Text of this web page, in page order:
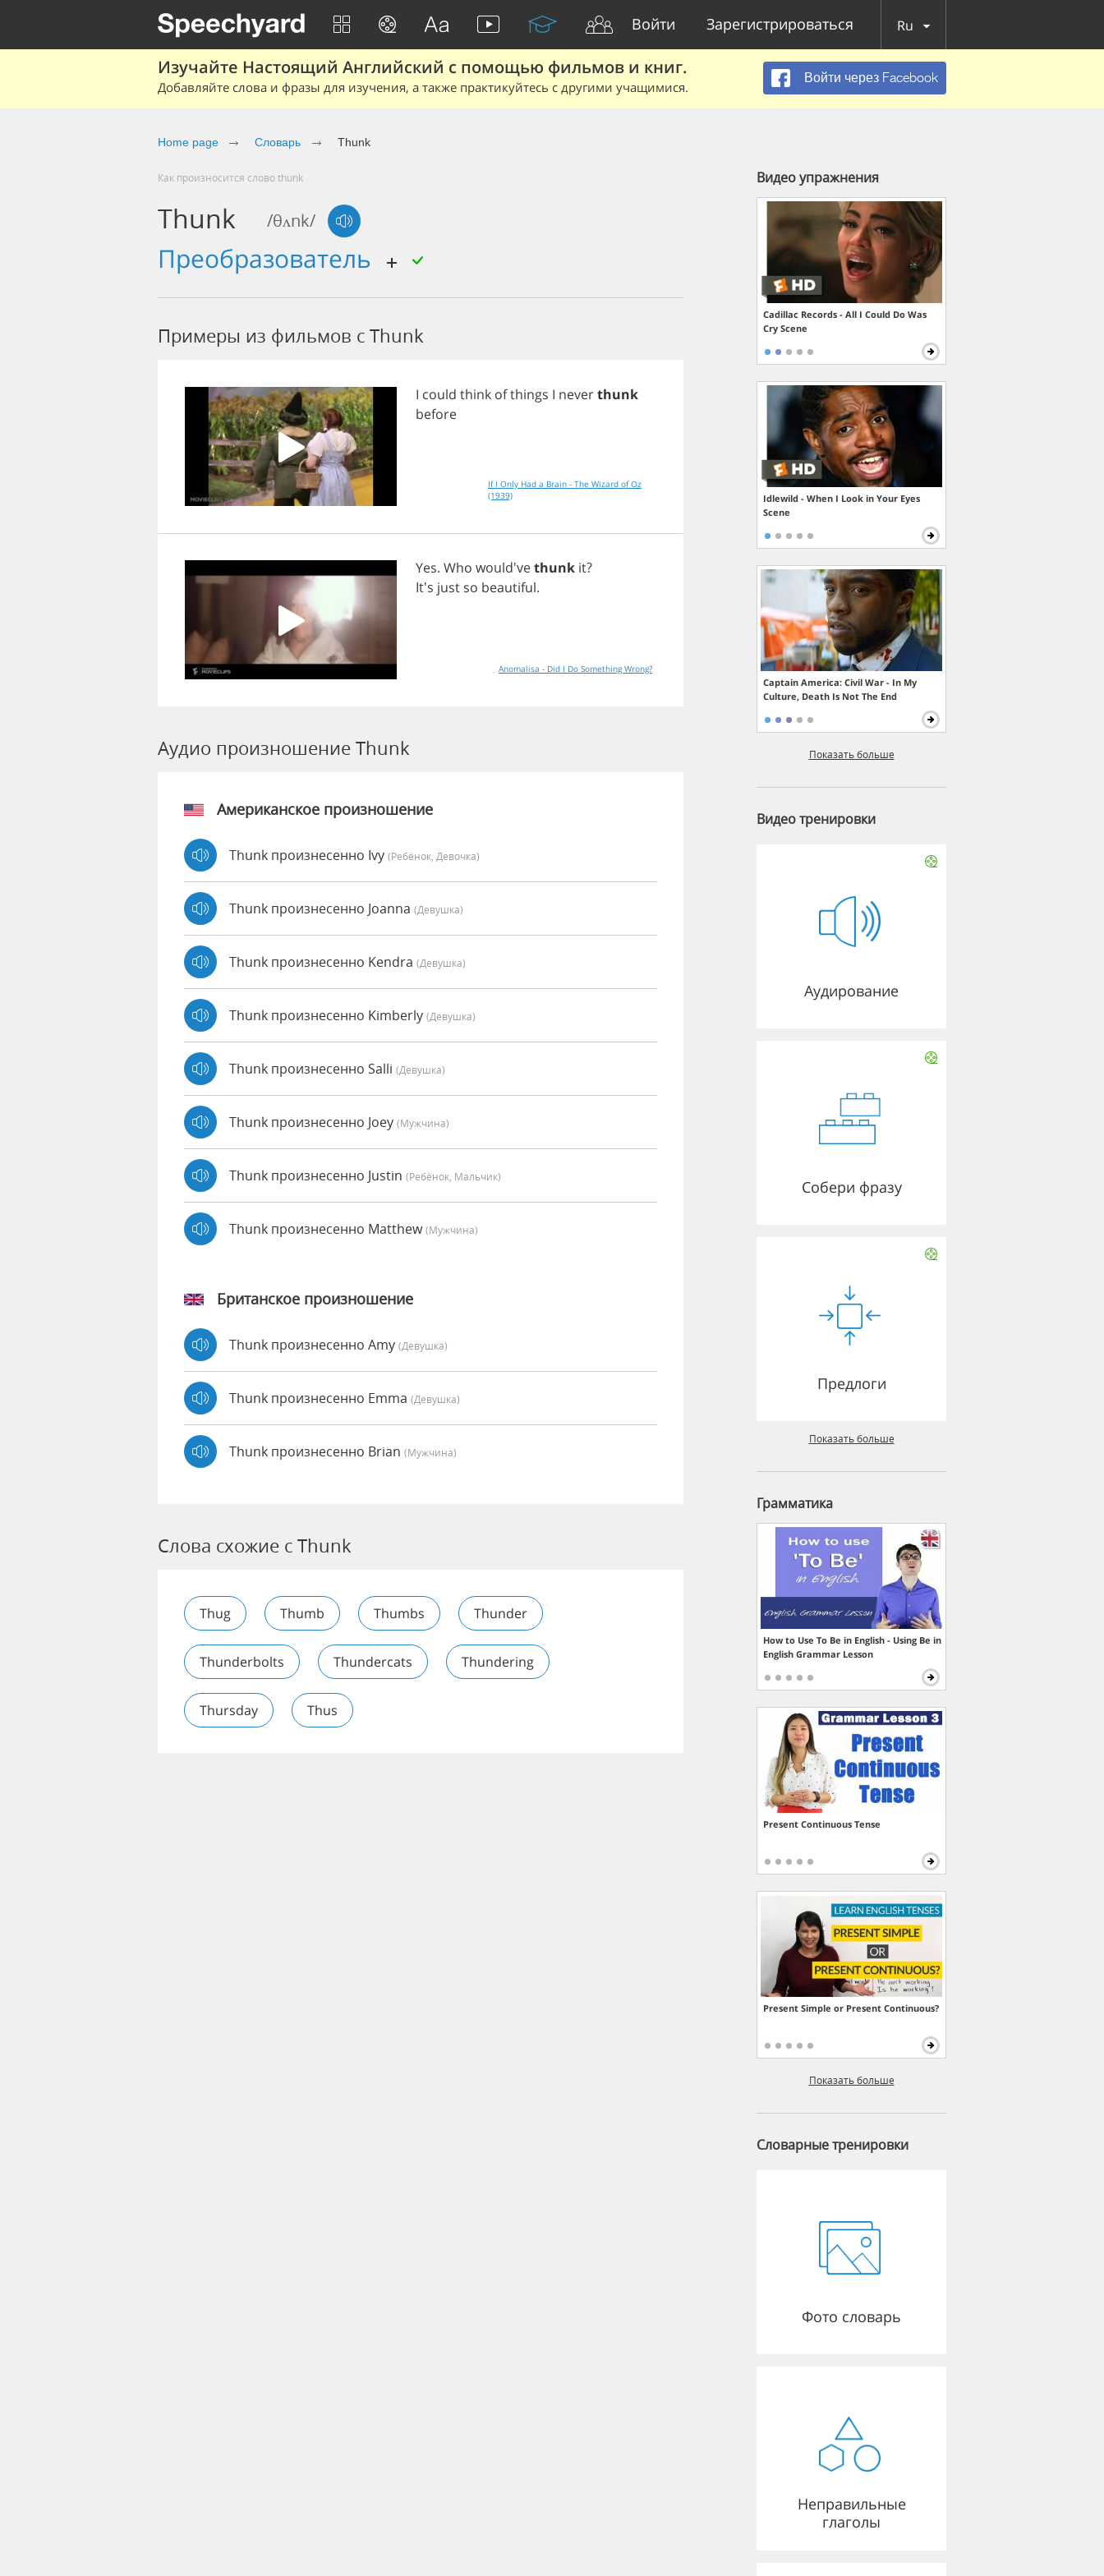
Войти Зарегистрироваться Ru
Изучайте Настоящий Английский с помощью фильмов и книг.
Добавляйте слова и фразы для изучения, а также практикуйтесь с другими учащимися.
Войти через Facebook
Home page Словарь Thunk
Как произносится слово thunk
Thunk /θʌnk/
преобразователь
Примеры из фильмов c Thunk
I could think ofthings I neverthunk
before
If I Only Had a Brain - The Wizard of Oz
(1939)
Yes. Who would'vethunk it?
It's just so beautiful.
Anomalisa - Did I Do Something Wrong?
Аудио произношение Thunk
Американское произношение
Thunk произнесенно Ivy (Ребёнок, Девочка)
Thunk произнесенно Joanna (девушка)
Thunk произнесенно Kendra (девушка)
Thunk произнесенно Kimberly (девушка)
Thunk произнесенно Salli (девушка)
Thunk произнесенно Joey (мужчина)
Thunk произнесенно Justin (Ребёнок, Мальчик)
Thunk произнесенно Matthew(мужчина)
Британское произношение
Thunk произнесенно Amy (девушка)
Thunk произнесенно Emma (девушка)
Thunk произнесенно Brian (мужчина)
Слова схожие с Thunk
Thug Thumb Thumbs Thunder
Thunderbolts Thundercats Thundering
Thursday Thus
Видео упражнения
Cadillac Records - All I Could Do Was
Cry Scene
Idlewild - When I Look in Your Eyes
Scene
Captain America: Civil War - In My
Culture, Death Is Not The End
Показать больше
Видео тренировки
Аудирование
Собери фразу
Предлоги
Показать больше
Грамматика
How to Use To Be in English - Using Be in
English Grammar Lesson
Present Continuous Tense
Present Simple or Present Continuous?
Показать больше
Словарные тренировки
Фото словарь
Неправильные
глаголы